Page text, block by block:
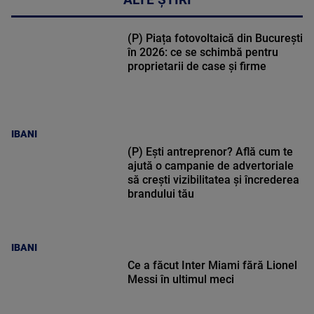
IBANI
(P) Piața fotovoltaică din București
în 2026: ce se schimbă pentru
proprietarii de case și firme
IBANI
(P) Ești antreprenor? Află cum te
ajută o campanie de advertoriale
să crești vizibilitatea și încrederea
brandului tău
Ce a făcut Inter Miami fără Lionel
Messi în ultimul meci